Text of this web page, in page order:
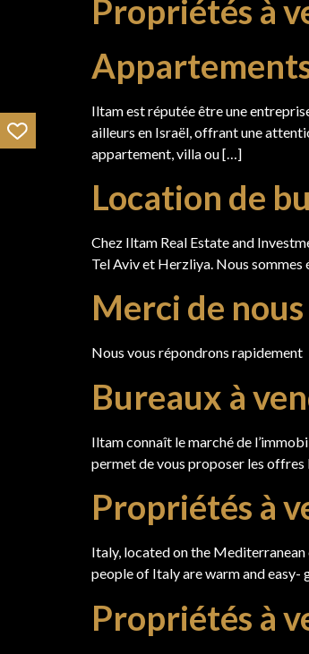
Propriétés à
Iltam est réputée être une
ailleurs en Israël, offrant une
appartement, villa ou […]
Location de
Chez Iltam Real Estate and
Tel Aviv et Herzliya. Nous sommes
Merci de
Nous vous répondrons rapidement
Bureaux à
Iltam connaît le marché de
permet de vous proposer les
Propriétés à
Italy, located on the
people of Italy are warm and
Propriétés à